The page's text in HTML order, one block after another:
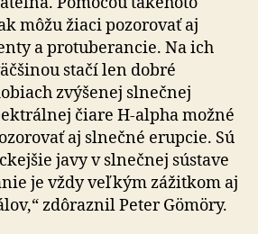
môžu žiaci pozorovať aj
a protuberancie. Na ich
stačí len dobré
zvýšenej slnečnej
čiare H-alpha možné
aj slnečné erupcie. Sú
javy v slnečnej sústave
je vždy veľkým zážitkom aj
zdôraznil Peter Gömöry.